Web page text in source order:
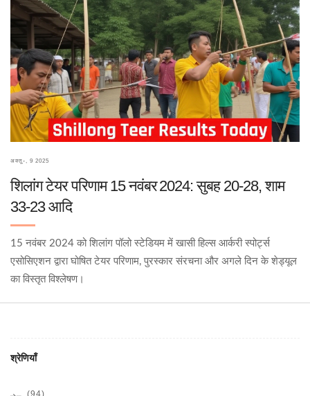
अक्तू॰, 9 2025
शिलांग टेयर परिणाम 15 नवंबर 2024: सुबह 20‑28, शाम
33‑23 आदि
15 नवंबर 2024 को शिलांग पॉलो स्टेडियम में खासी हिल्स आर्करी स्पोर्ट्स
एसोसिएशन द्वारा घोषित टेयर परिणाम, पुरस्कार संरचना और अगले दिन के शेड्यूल
का विस्तृत विश्लेषण।
श्रेणियाँ
(94)